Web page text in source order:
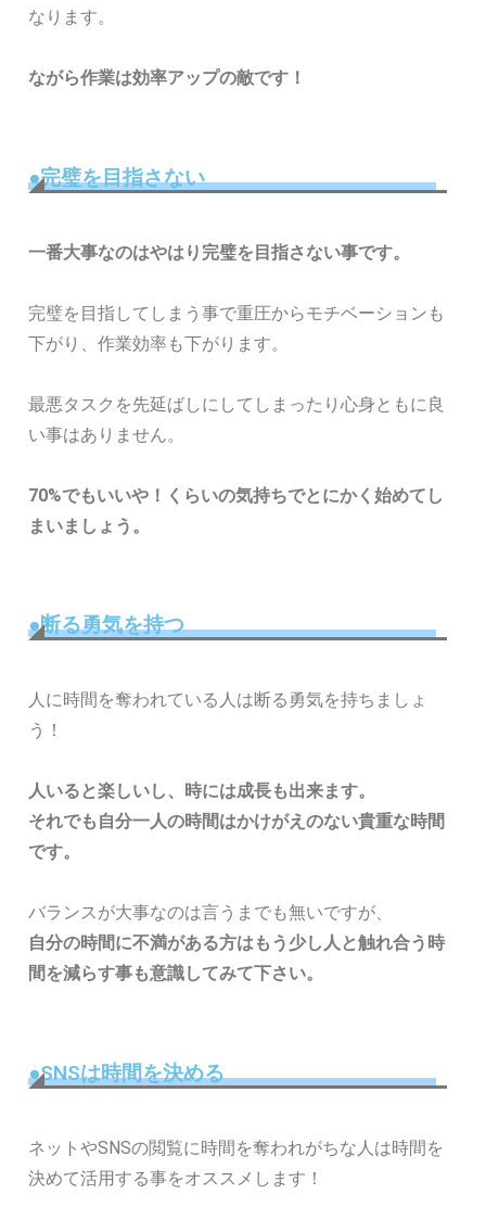
なります。
ながら作業は効率アップの敵です！
●完璧を目指さない
一番大事なのはやはり完璧を目指さない事です。
完璧を目指してしまう事で重圧からモチベーションも
下がり、作業効率も下がります。
最悪タスクを先延ばしにしてしまったり心身ともに良
い事はありません。
70%でもいいや！くらいの気持ちでとにかく始めてし
まいましょう。
●断る勇気を持つ
人に時間を奪われている人は断る勇気を持ちましょ
う！
人いると楽しいし、時には成長も出来ます。
それでも自分一人の時間はかけがえのない貴重な時間
です。
バランスが大事なのは言うまでも無いですが、
自分の時間に不満がある方はもう少し人と触れ合う時
間を減らす事も意識してみて下さい。
●SNSは時間を決める
ネットやSNSの閲覧に時間を奪われがちな人は時間を
決めて活用する事をオススメします！